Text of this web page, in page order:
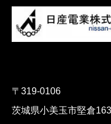
〒319-0106
茨城県小美玉市堅倉